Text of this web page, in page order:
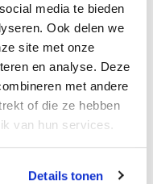
media te bieden
Ook delen we
site met onze
en analyse. Deze
met andere
of die ze hebben
van hun services.
Details tonen